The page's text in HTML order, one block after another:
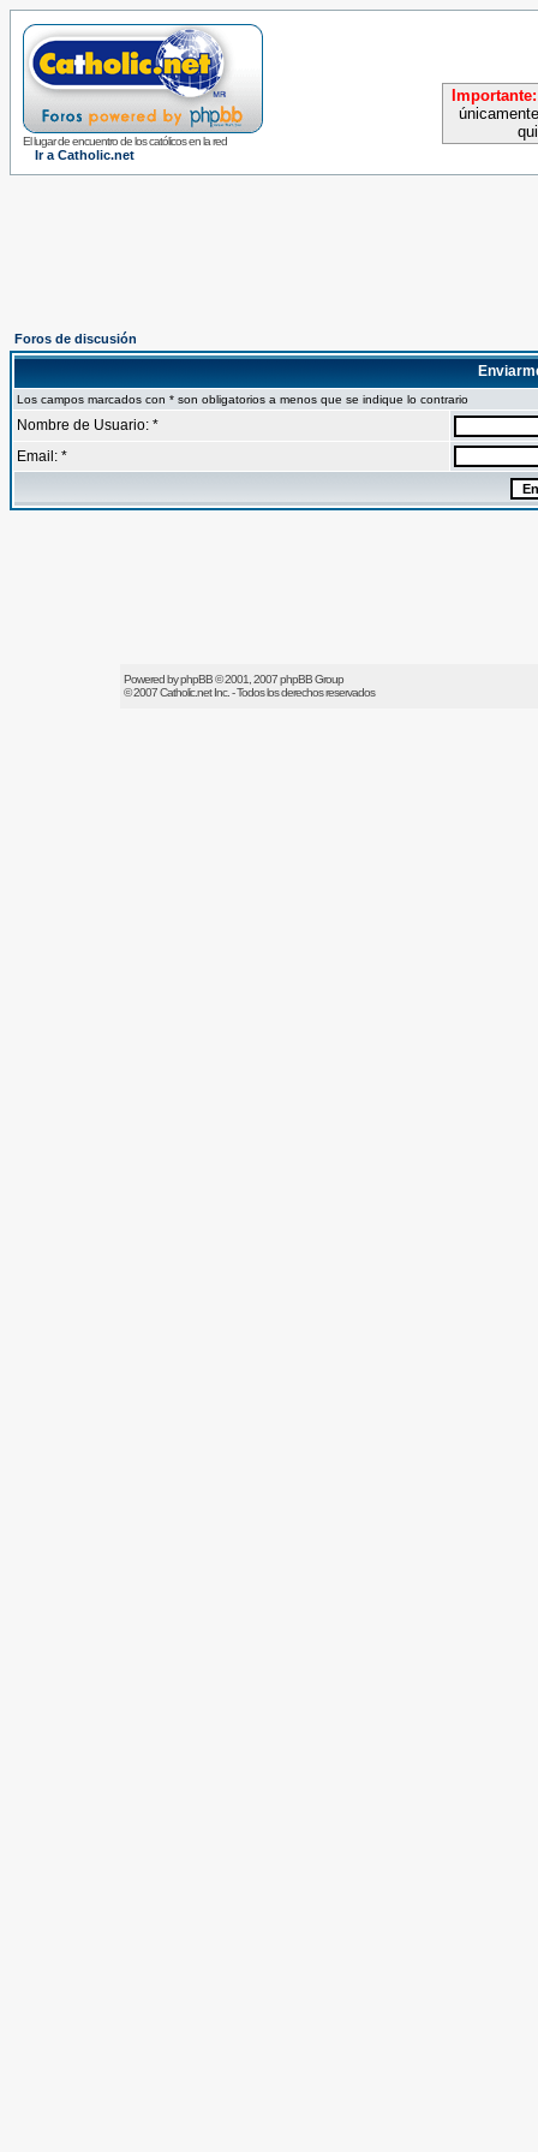
El lugar de encuentro de los católicos en la red
Ir a Catholic.net
Importante:
Foros de discusión
Los campos marcados con * son obligatorios a menos que se indique lo contrario
Nombre de Usuario: *
Email: *
Powered byphpBB© 2001, 2007 phpBB Group
© 2007Catholic.netInc. - Todos los derechos reservados